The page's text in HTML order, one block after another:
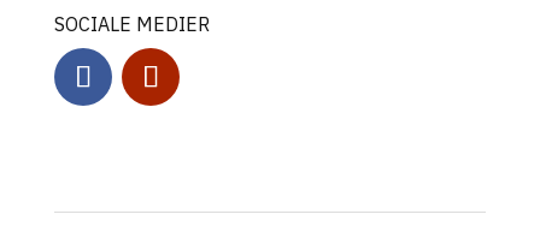
SOCIALE MEDIER